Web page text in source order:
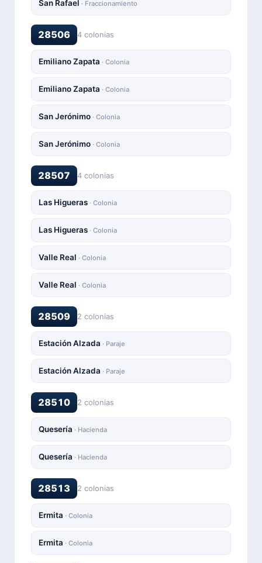
San Rafael · Fraccionamiento
28506 4 colonias
Emiliano Zapata · Colonia
Emiliano Zapata · Colonia
San Jerónimo · Colonia
San Jerónimo · Colonia
28507 4 colonias
Las Higueras · Colonia
Las Higueras · Colonia
Valle Real · Colonia
Valle Real · Colonia
28509 2 colonias
Estación Alzada · Paraje
Estación Alzada · Paraje
28510 2 colonias
Quesería · Hacienda
Quesería · Hacienda
28513 2 colonias
Ermita · Colonia
Ermita · Colonia